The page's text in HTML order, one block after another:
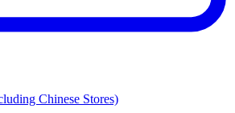
Chinese Stores)